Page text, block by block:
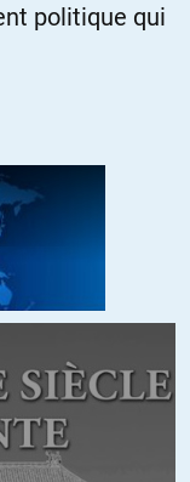
politique qui